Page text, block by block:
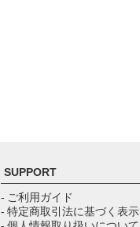
SUPPORT
- ご利用ガイド
- 特定商取引法に基づく表示